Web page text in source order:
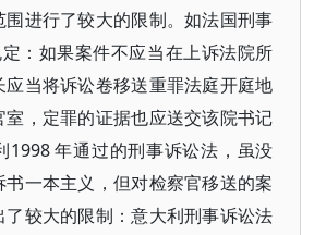
进行了较大的限制。如法国刑事
：如果案件不应当在上诉法院所
当将诉讼卷移送重罪法庭开庭地
室，定罪的证据也应送交该院书记
1998 年通过的刑事诉讼法，虽没
一本主义，但对检察官移送的案
较大的限制：意大利刑事诉讼法